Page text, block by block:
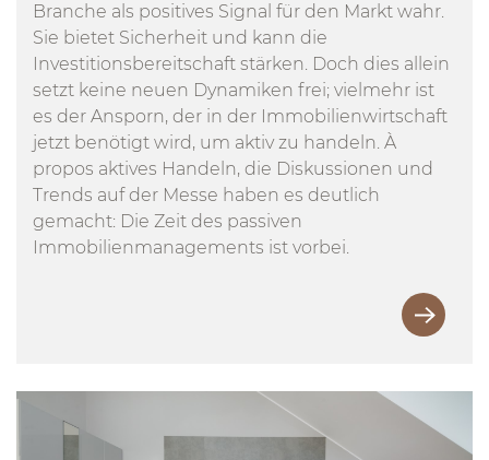
Branche als positives Signal für den Markt wahr.
Sie bietet Sicherheit und kann die
Investitionsbereitschaft stärken. Doch dies allein
setzt keine neuen Dynamiken frei; vielmehr ist
es der Ansporn, der in der Immobilienwirtschaft
jetzt benötigt wird, um aktiv zu handeln. À
propos aktives Handeln, die Diskussionen und
Trends auf der Messe haben es deutlich
gemacht: Die Zeit des passiven
Immobilienmanagements ist vorbei.